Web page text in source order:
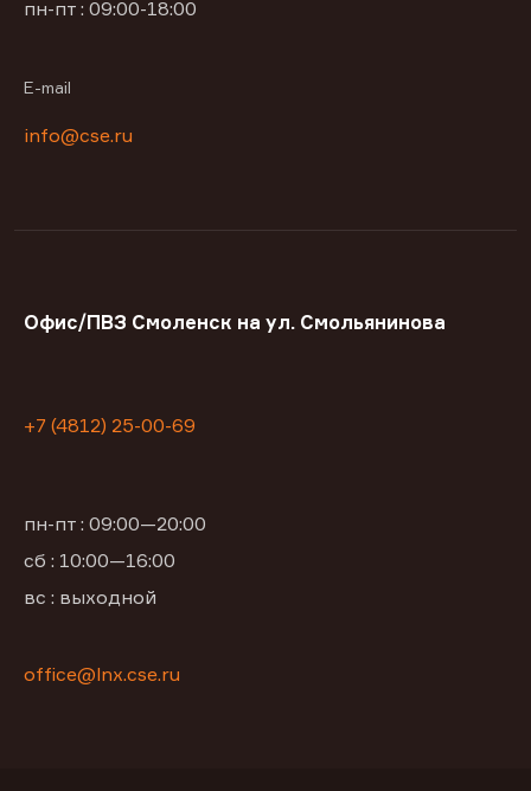
пн-пт : 09:00-18:00
E-mail
info@cse.ru
Офис/ПВЗ Смоленск на ул. Смольянинова
+7 (4812) 25-00-69
пн-пт : 09:00—20:00
сб : 10:00—16:00
вс : выходной
office@lnx.cse.ru